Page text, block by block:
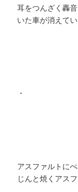
耳をつんざく轟
いた車が消えてい
・
アスファルトに
じんと焼くアス